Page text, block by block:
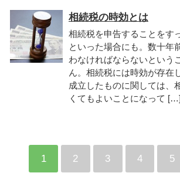
相続税の時効とは
相続税を申告することをす
といった場合にも。数十年
わなければならないという
ん。相続税には時効が存在
成立したものに関しては、
くてもよいことになって […]
1 2 3 4 5